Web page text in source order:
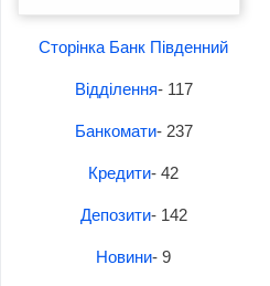
Сторінка Банк Південний
Відділення- 117
Банкомати- 237
Кредити- 42
Депозити- 142
Новини- 9